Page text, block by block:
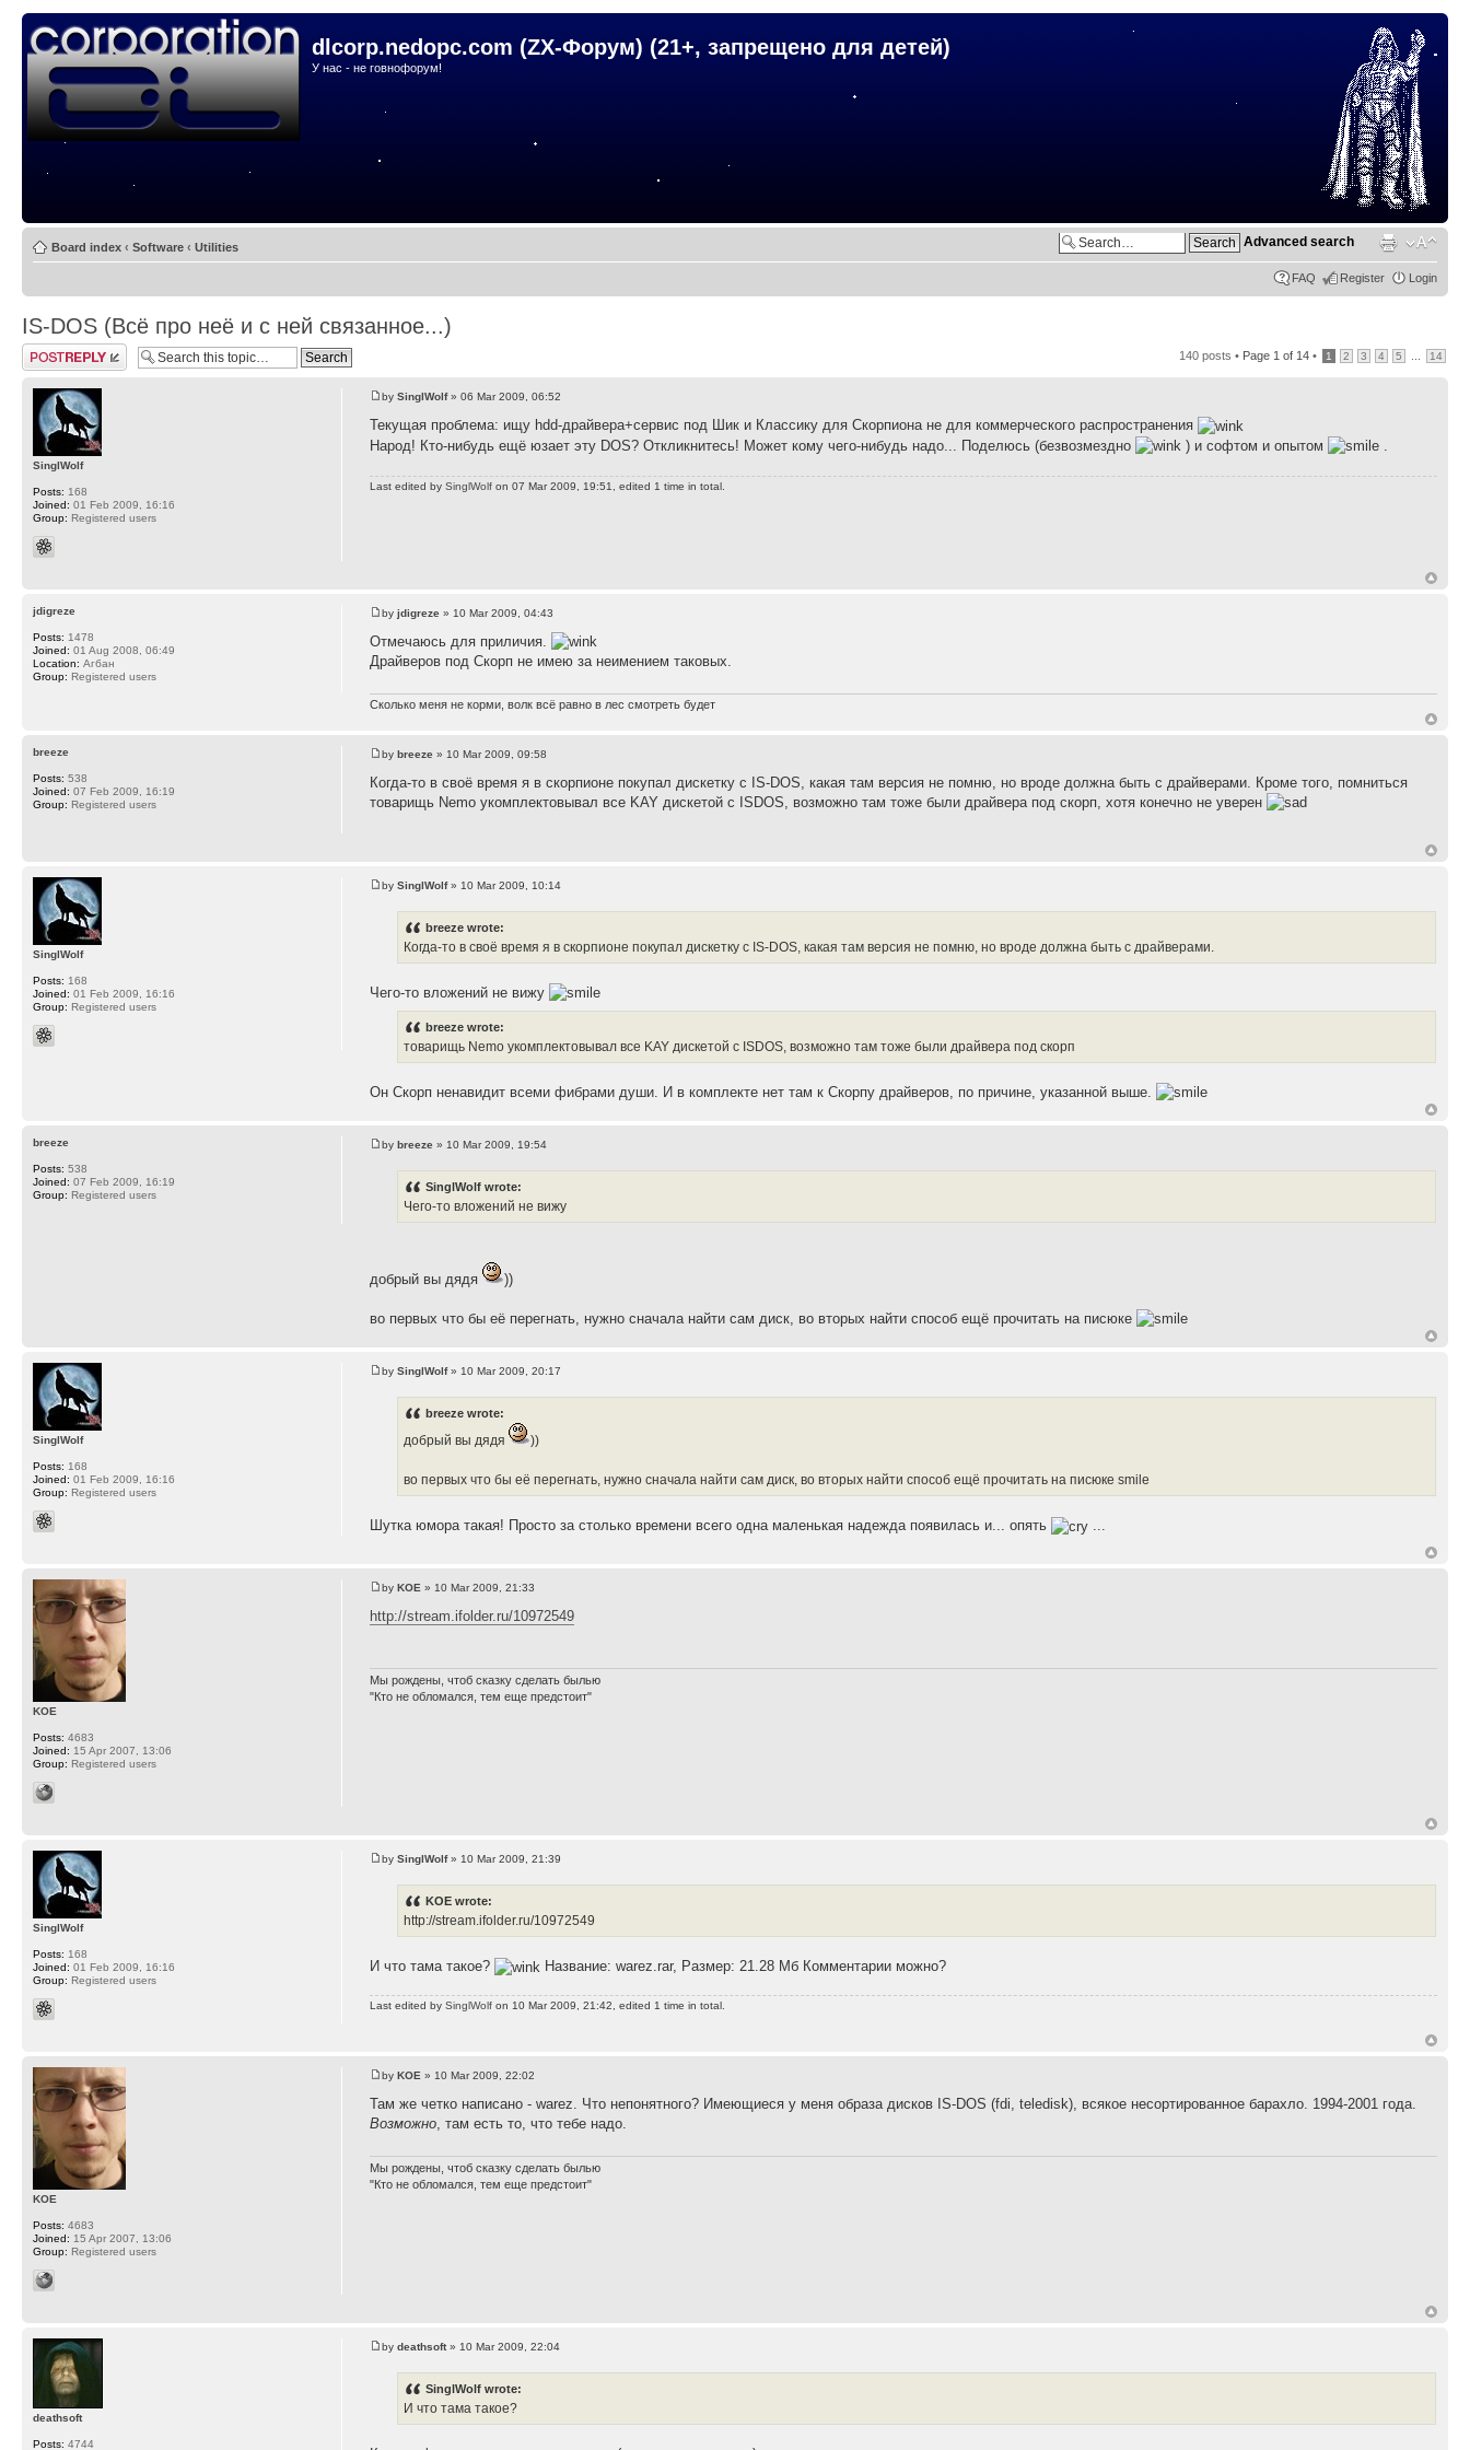
dlcorp.nedopc.com (ZX-Форум) (21+, запрещено для детей)
У нас - не говнофорум!
Board index ‹ Software ‹ Utilities Advanced search
FAQ Register Login
IS-DOS (Всё про неё и с ней связанное...)
Post a reply 140 posts • Page 1 of 14 • 1 2 3 4 5 14
bySinglWolf» 06 Mar 2009, 06:52
Текущая проблема: ищу hdd-драйвера+сервис под Шик и Классику для Скорпиона не для коммерческого распространения
Народ! Кто-нибудь ещё юзает эту DOS? Откликнитесь! Может кому чего-нибудь надо... Поделюсь (безвозмездно
) и софтом и опытом
Last edited bySinglWolf on 07 Mar 2009, 19:51, edited 1 time in total.
SinglWolf
Posts: 168
Joined: 01 Feb 2009, 16:16
Group: Registered users
byjdigreze » 10 Mar 2009, 04:43
Отмечаюсь для приличия.
Драйверов под Скорп не имею за неимением таковых.
Сколько меня не корми, волк всё равно в лес смотреть будет
jdigreze
Posts: 1478
Joined: 01 Aug 2008, 06:49
Location: Агбан
Group: Registered users
bybreeze » 10 Mar 2009, 09:58
Когда-то в своё время я в скорпионе покупал дискетку с IS-DOS, какая там версия не помню, но вроде должна быть с драйверами. Кроме того, помниться
товарищь Nemo укомплектовывал все KAY дискетой с ISDOS, возможно там тоже были драйвера под скорп, хотя конечно не уверен
breeze
Posts: 538
Joined: 07 Feb 2009, 16:19
Group: Registered users
bySinglWolf» 10 Mar 2009, 10:14
breeze wrote:
Когда-то в своё время я в скорпионе покупал дискетку с IS-DOS, какая там версия не помню, но вроде должна быть с драйверами.
Чего-то вложений не вижу
breeze wrote:
товарищь Nemo укомплектовывал все KAY дискетой с ISDOS, возможно там тоже были драйвера под скорп
Он Скорп ненавидит всеми фибрами души. И в комплекте нет там к Скорпу драйверов, по причине, указанной выше.
SinglWolf
Posts: 168
Joined: 01 Feb 2009, 16:16
Group: Registered users
bybreeze » 10 Mar 2009, 19:54
SinglWolf wrote:
Чего-то вложений не вижу
добрый вы дядя ))
во первых что бы её перегнать, нужно сначала найти сам диск, во вторых найти способ ещё прочитать на писюке
breeze
Posts: 538
Joined: 07 Feb 2009, 16:19
Group: Registered users
bySinglWolf» 10 Mar 2009, 20:17
breeze wrote:
добрый вы дядя ))
во первых что бы её перегнать, нужно сначала найти сам диск, во вторых найти способ ещё прочитать на писюке smile
Шутка юмора такая! Просто за столько времени всего одна маленькая надежда появилась и... опять ...
SinglWolf
Posts: 168
Joined: 01 Feb 2009, 16:16
Group: Registered users
byKOE » 10 Mar 2009, 21:33
http://stream.ifolder.ru/10972549
Мы рождены, чтоб сказку сделать былью
"Кто не обломался, тем еще предстоит"
KOE
Posts: 4683
Joined: 15 Apr 2007, 13:06
Group: Registered users
bySinglWolf» 10 Mar 2009, 21:39
KOE wrote:
http://stream.ifolder.ru/10972549
И что тама такое? Название: warez.rar, Размер: 21.28 Мб Комментарии можно?
Last edited bySinglWolf on 10 Mar 2009, 21:42, edited 1 time in total.
SinglWolf
Posts: 168
Joined: 01 Feb 2009, 16:16
Group: Registered users
byKOE » 10 Mar 2009, 22:02
Там же четко написано - warez. Что непонятного? Имеющиеся у меня образа дисков IS-DOS (fdi, teledisk), всякое несортированное барахло. 1994-2001 года.
Возможно , там есть то, что тебе надо.
Мы рождены, чтоб сказку сделать былью
"Кто не обломался, тем еще предстоит"
KOE
Posts: 4683
Joined: 15 Apr 2007, 13:06
Group: Registered users
bydeathsoft» 10 Mar 2009, 22:04
SinglWolf wrote:
И что тама такое?
deathsoft
Posts: 4744